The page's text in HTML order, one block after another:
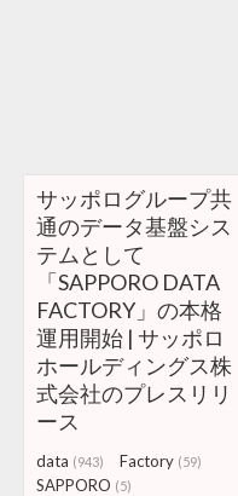
サッポログループ共
通のデータ基盤シス
テムとして
「SAPPORO DATA
FACTORY」の本格
運用開始 | サッポロ
ホールディングス株
式会社のプレスリリ
ース
data (943) Factory (59)
SAPPORO (5)